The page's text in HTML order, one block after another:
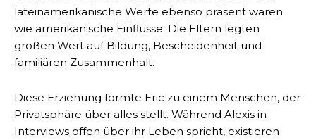
lateinamerikanische Werte ebenso präsent waren
wie amerikanische Einflüsse. Die Eltern legten
großen Wert auf Bildung, Bescheidenheit und
familiären Zusammenhalt.
Diese Erziehung formte Eric zu einem Menschen, der
Privatsphäre über alles stellt. Während Alexis in
Interviews offen über ihr Leben spricht, existieren